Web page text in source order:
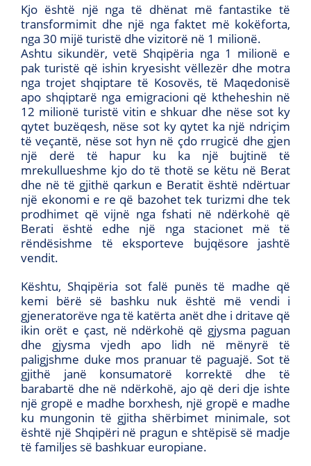
Kjo është një nga të dhënat më fantastike të
transformimit dhe një nga faktet më kokëforta,
nga 30 mijë turistë dhe vizitorë në 1 milionë.
Ashtu sikundër, vetë Shqipëria nga 1 milionë e
pak turistë që ishin kryesisht vëllezër dhe motra
nga trojet shqiptare të Kosovës, të Maqedonisë
apo shqiptarë nga emigracioni që ktheheshin në
12 milionë turistë vitin e shkuar dhe nëse sot ky
qytet buzëqesh, nëse sot ky qytet ka një ndriçim
të veçantë, nëse sot hyn në çdo rrugicë dhe gjen
një derë të hapur ku ka një bujtinë të
mrekullueshme kjo do të thotë se këtu në Berat
dhe në të gjithë qarkun e Beratit është ndërtuar
një ekonomi e re që bazohet tek turizmi dhe tek
prodhimet që vijnë nga fshati në ndërkohë që
Berati është edhe një nga stacionet më të
rëndësishme të eksporteve bujqësore jashtë
vendit.
Kështu, Shqipëria sot falë punës të madhe që
kemi bërë së bashku nuk është më vendi i
gjeneratorëve nga të katërta anët dhe i dritave që
ikin orët e çast, në ndërkohë që gjysma paguan
dhe gjysma vjedh apo lidh në mënyrë të
paligjshme duke mos pranuar të paguajë. Sot të
gjithë janë konsumatorë korrektë dhe të
barabartë dhe në ndërkohë, ajo që deri dje ishte
një gropë e madhe borxhesh, një gropë e madhe
ku mungonin të gjitha shërbimet minimale, sot
është një Shqipëri në pragun e shtëpisë së madje
të familjes së bashkuar europiane.